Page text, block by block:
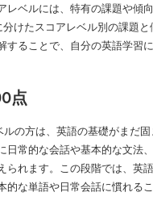
レベルには、特有の課題や傾
けたスコアレベル別の課題と
することで、自分の英語学習
点
ルの方は、英語の基礎がまだ
日常的な会話や基本的な文法
られます。この段階では、英
的な単語や日常会話に慣れるこ